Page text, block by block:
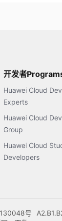
开发者
Huawei Cloud
Experts
Huawei Cloud
Group
Huawei Cloud
Developers
号